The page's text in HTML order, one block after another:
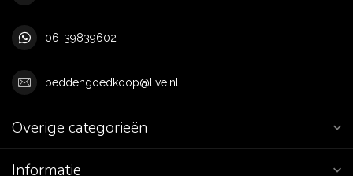
06-39839602
beddengoedkoop@live.nl
Overige categorieën
Informatie